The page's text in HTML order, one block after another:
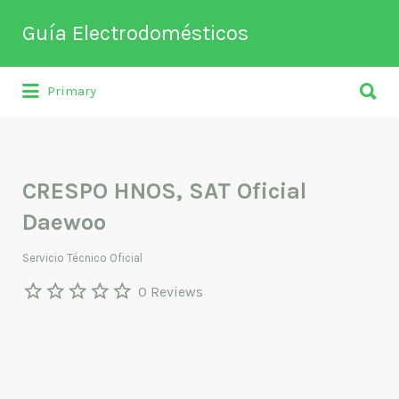
Guía Electrodomésticos
Directorio de empresas relacionadas
Buscar
por:
Primary
por:
CRESPO HNOS, SAT Oficial
Daewoo
Servicio Técnico Oficial
0 Reviews